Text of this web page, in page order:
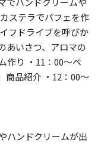
ステラでパフェを作
フドライブを呼びか
あいさつ、アロマの
作り ・11：00～ベ
商品紹介 ・12：00～
ハンドクリームが出